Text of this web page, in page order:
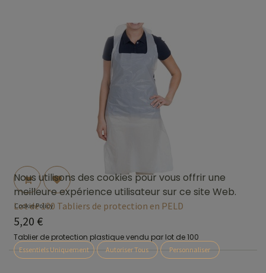
Lot de 100 Tabliers de protection en PELD
5,20 €
Tablier de protection plastique vendu par lot de 100
Nous utilisons des cookies pour vous offrir une
meilleure expérience utilisateur sur ce site Web.
Cookie Policy
Essentiels Uniquement Autoriser Tous Personnaliser